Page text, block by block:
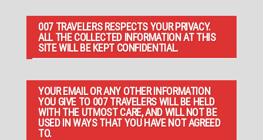
007 TRAVELERS RESPECTS YOUR PRIVACY.
ALL THE COLLECTED INFORMATION AT THIS
SITE WILL BE KEPT CONFIDENTIAL.
YOUR EMAIL OR ANY OTHER INFORMATION
YOU GIVE TO 007 TRAVELERS WILL BE HELD
WITH THE UTMOST CARE, AND WILL NOT BE
USED IN WAYS THAT YOU HAVE NOT AGREED
TO.